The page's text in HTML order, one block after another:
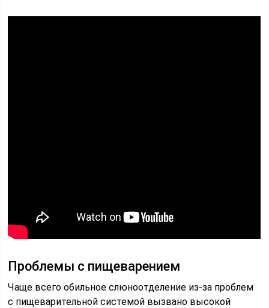
Проблемы с пищеварением
Чаще всего обильное слюноотделение из-за проблем
с пищеварительной системой вызвано высокой